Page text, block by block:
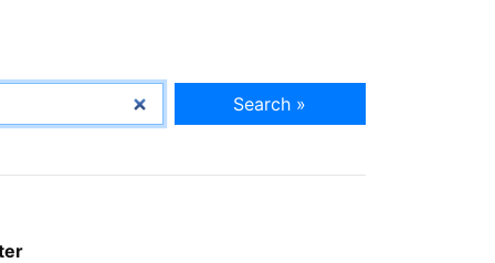
Search »